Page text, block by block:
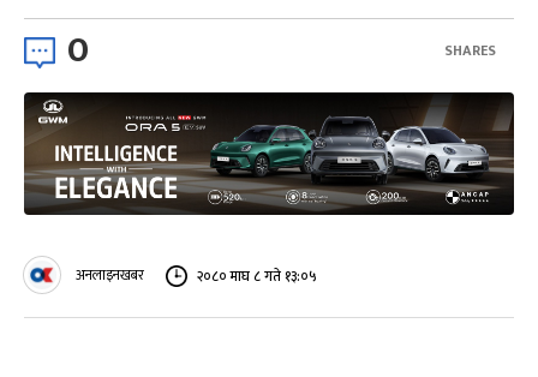
0 SHARES
अनलाइनखबर २०८० माघ ८ गते १३:०५